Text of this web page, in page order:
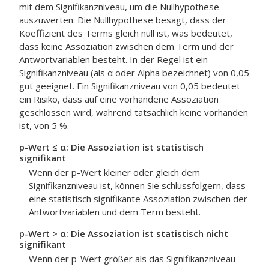
mit dem Signifikanzniveau, um die Nullhypothese
auszuwerten. Die Nullhypothese besagt, dass der
Koeffizient des Terms gleich null ist, was bedeutet,
dass keine Assoziation zwischen dem Term und der
Antwortvariablen besteht. In der Regel ist ein
Signifikanzniveau (als α oder Alpha bezeichnet) von 0,05
gut geeignet. Ein Signifikanzniveau von 0,05 bedeutet
ein Risiko, dass auf eine vorhandene Assoziation
geschlossen wird, während tatsächlich keine vorhanden
ist, von 5 %.
p-Wert ≤ α: Die Assoziation ist statistisch
signifikant
Wenn der p-Wert kleiner oder gleich dem
Signifikanzniveau ist, können Sie schlussfolgern, dass
eine statistisch signifikante Assoziation zwischen der
Antwortvariablen und dem Term besteht.
p-Wert > α: Die Assoziation ist statistisch nicht
signifikant
Wenn der p-Wert größer als das Signifikanzniveau